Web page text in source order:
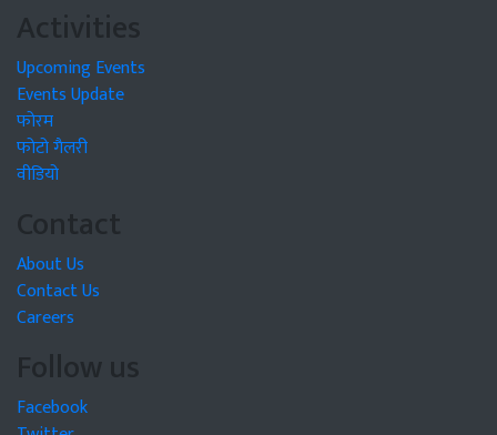
Activities
Upcoming Events
Events Update
फोरम
फोटो गैलरी
वीडियो
Contact
About Us
Contact Us
Careers
Follow us
Facebook